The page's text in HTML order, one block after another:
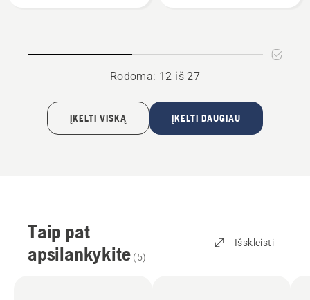
Rodoma: 12 iš 27
ĮKELTI VISKĄ ĮKELTI DAUGIAU
Taip pat
apsilankykite (5)
Išskleisti